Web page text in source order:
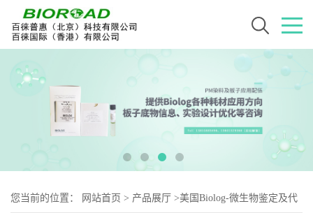
您当前的位置： 网站首页 > 产品展厅 >美国Biolog-微生物鉴定及代